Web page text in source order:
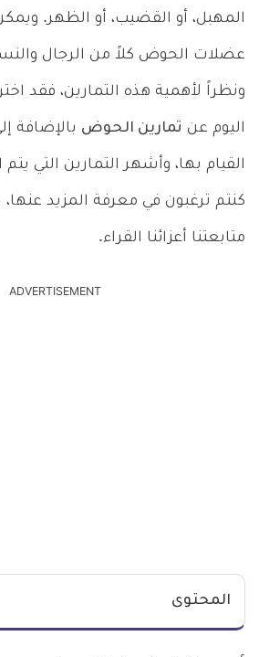
المهبل، أو القضيب، أو الظهر.
عضلات الحوض كلاً من الرجال
ونظراً لأهمية هذه التمارين، فقد
اليوم عن تمارين الحوض بالإضافة
القيام بها، وأشهر التمارين التي
كنتم ترغبون في معرفة المزيد
متابعتنا أعزائنا القراء.
ADVERTISEMENT
المحتوى